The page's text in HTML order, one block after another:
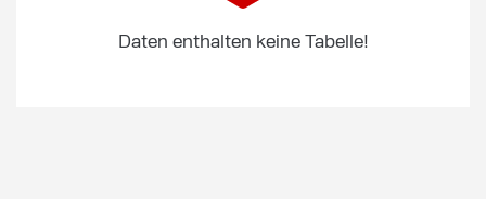
Daten enthalten keine Tabelle!